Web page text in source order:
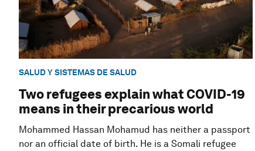
SALUD Y SISTEMAS DE SALUD
Two refugees explain what COVID-19
means in their precarious world
Mohammed Hassan Mohamud has neither a passport
nor an official date of birth. He is a Somali refugee